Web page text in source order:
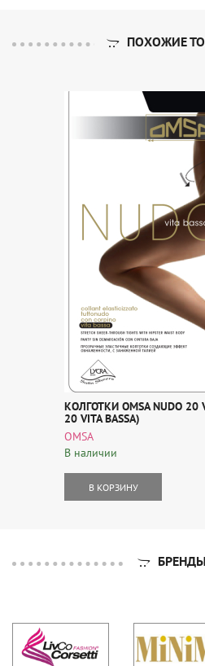
ПОХОЖИЕ
КОЛГОТКИ OMSA NUDO 20
20 VITA BASSA)
OMSA
В наличии
В КОРЗИНУ
БРЕНДЫ